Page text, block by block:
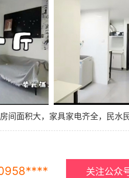
间面积大，家具家电齐全，民水
关注公众